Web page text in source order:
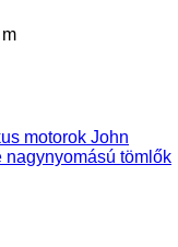
motorok John
nagynyomású tömlők